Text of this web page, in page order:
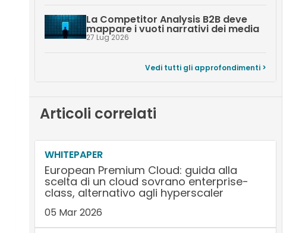
La Competitor Analysis B2B deve
mappare i vuoti narrativi dei media
27 Lug 2026
Vedi tutti gli approfondimenti >
Articoli correlati
WHITEPAPER
European Premium Cloud: guida alla
scelta di un cloud sovrano enterprise-
class, alternativo agli hyperscaler
05 Mar 2026